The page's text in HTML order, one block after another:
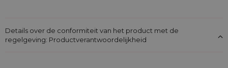
Details over de conformiteit van het product met de
regelgeving: Productverantwoordelijkheid